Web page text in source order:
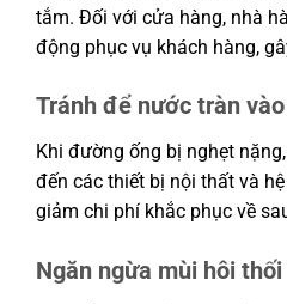
tắm. Đối với cửa hàng, nhà
động phục vụ khách hàng,
Tránh để nước tràn
Khi đường ống bị nghẹt
đến các thiết bị nội thất và
giảm chi phí khắc phục về
Ngăn ngừa mùi hôi